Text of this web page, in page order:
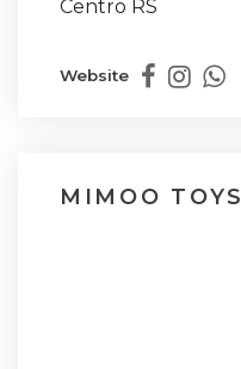
Centro RS
Website
MIMOO TOYS